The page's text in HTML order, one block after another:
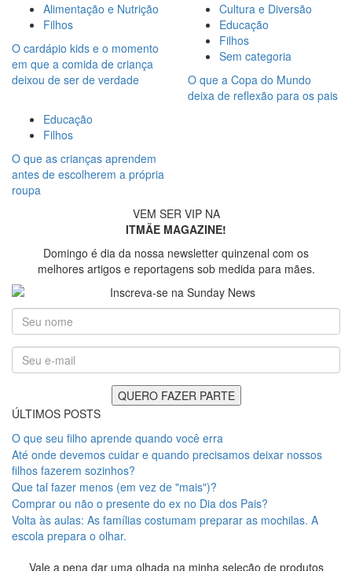
Alimentação e Nutrição
Filhos
O cardápio kids e o momento
em que a comida de criança
deixou de ser de verdade
Cultura e Diversão
Educação
Filhos
Sem categoria
O que a Copa do Mundo
deixa de reflexão para os pais
Educação
Filhos
O que as crianças aprendem
antes de escolherem a própria
roupa
VEM SER VIP NA
ITMÃE MAGAZINE!
Domingo é dia da nossa newsletter quinzenal com os
melhores artigos e reportagens sob medida para mães.
ÚLTIMOS POSTS
O que seu filho aprende quando você erra
Até onde devemos cuidar e quando precisamos deixar nossos
filhos fazerem sozinhos?
Que tal fazer menos (em vez de "mais")?
Comprar ou não o presente do ex no Dia dos Pais?
Volta às aulas: As famílias costumam preparar as mochilas. A
escola prepara o olhar.
Vale a pena dar uma olhada na minha seleção de produtos